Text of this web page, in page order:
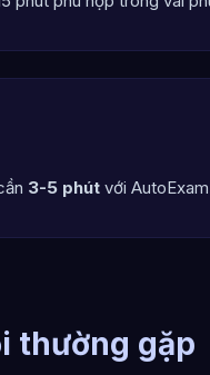
3-5 phút với
thường gặp